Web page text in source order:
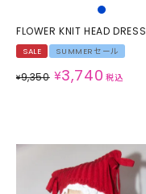
FLOWER KNIT HEAD DRESS
SALE SUMMERセール
¥9,350 ¥3,740 税込